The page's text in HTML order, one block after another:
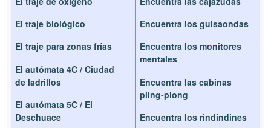
El traje biológico
El traje para zonas frías
El autómata 4C / Ciudad
de ladrillos
El autómata 5C / El
Deschuace
Encuentra los guisaondas
Encuentra los monitores
mentales
Encuentra las cabinas
pling-plong
Encuentra los rindindines